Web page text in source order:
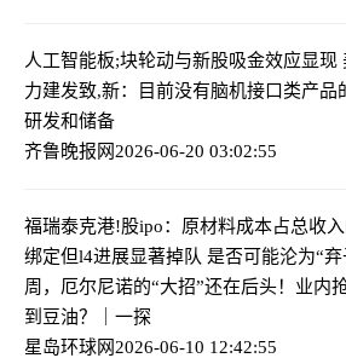
人工智能板;块轮动与新股吸金效应显现
力建发致,新：目前没有脑机接口类产品
研发和储备
齐鲁晚报网2026-06-20 03:02:55
福瑞泰克港!股ipo：原材料成本占总收
绑定但l4进展显著掉队 是否可能沦为“弃
周，厄尔尼诺的“大招”还在后头！业内
到豆油？｜一探
星岛环球网2026-06-10 12:42:55